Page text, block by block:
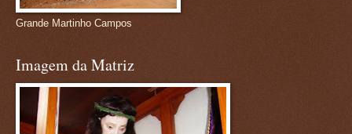
Grande Martinho Campos
Imagem da Matriz